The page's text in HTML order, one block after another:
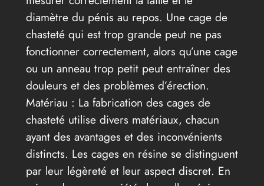
diamètre du pénis au repos. Une cage de
chasteté qui est trop grande peut ne pas
fonctionner correctement, alors qu’une cage
ou un anneau trop petit peut entraîner des
douleurs et des problèmes d’érection.
Matériau : La fabrication des cages de
chasteté utilise divers matériaux, chacun
ayant des avantages et des inconvénients
distincts. Les cages en résine se distinguent
par leur légèreté et leur aspect discret. En